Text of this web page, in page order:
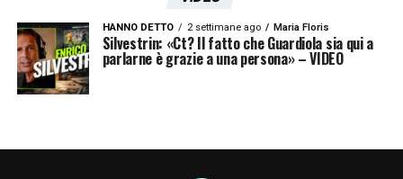
HANNO DETTO 2 settimane ago Maria Floris
Silvestrin: «Ct? Il fatto che Guardiola sia qui a
parlarne è grazie a una persona» – VIDEO